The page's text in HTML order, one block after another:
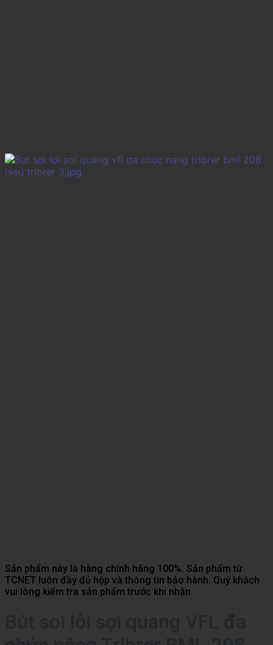
Sản phẩm này là hàng chính hãng 100%. Sản phẩm từ
TCNET luôn đầy đủ hộp và thông tin bảo hành. Quý khách
vui lòng kiểm tra sản phẩm trước khi nhận.